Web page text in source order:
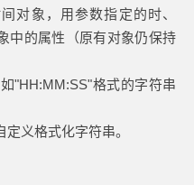
对象，用参数指定的时、
中的属性（原有对象仍保持
"HH:MM:SS"格式的字符串
定义格式化字符串。